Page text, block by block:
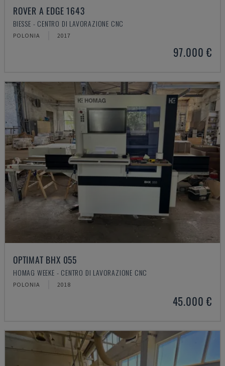
ROVER A EDGE 1643
BIESSE - CENTRO DI LAVORAZIONE CNC
POLONIA 2017
97.000 €
OPTIMAT BHX 055
HOMAG WEEKE - CENTRO DI LAVORAZIONE CNC
POLONIA 2018
45.000 €